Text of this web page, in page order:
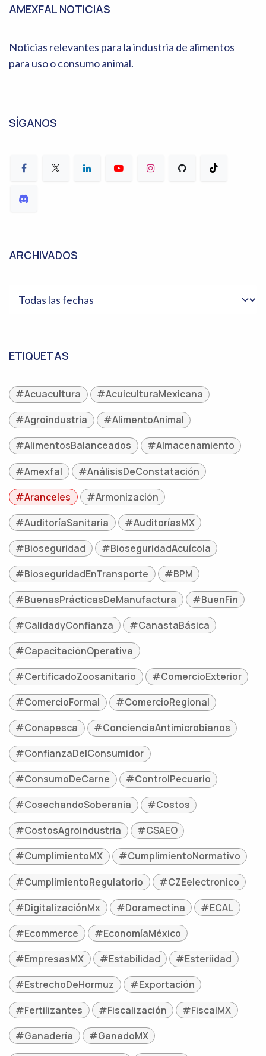
AMEXFAL NOTICIAS
Noticias relevantes para la industria de alimentos
para uso o consumo animal.
SÍGANOS
ARCHIVADOS
ETIQUETAS
#Acuacultura
#AcuiculturaMexicana
#Agroindustria
#AlimentoAnimal
#AlimentosBalanceados
#Almacenamiento
#Amexfal
#AnálisisDeConstatación
#Aranceles
#Armonización
#AuditoríaSanitaria
#AuditoríasMX
#Bioseguridad
#BioseguridadAcuícola
#BioseguridadEnTransporte
#BPM
#BuenasPrácticasDeManufactura
#BuenFin
#CalidadyConfianza
#CanastaBásica
#CapacitaciónOperativa
#CertificadoZoosanitario
#ComercioExterior
#ComercioFormal
#ComercioRegional
#Conapesca
#ConcienciaAntimicrobianos
#ConfianzaDelConsumidor
#ConsumoDeCarne
#ControlPecuario
#CosechandoSoberania
#Costos
#CostosAgroindustria
#CSAEO
#CumplimientoMX
#CumplimientoNormativo
#CumplimientoRegulatorio
#CZEelectronico
#DigitalizaciónMx
#Doramectina
#ECAL
#Ecommerce
#EconomíaMéxico
#EmpresasMX
#Estabilidad
#Esteriidad
#EstrechoDeHormuz
#Exportación
#Fertilizantes
#Fiscalización
#FiscalMX
#Ganadería
#GanadoMX